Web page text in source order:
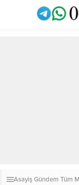
AsayişGündem Tüm